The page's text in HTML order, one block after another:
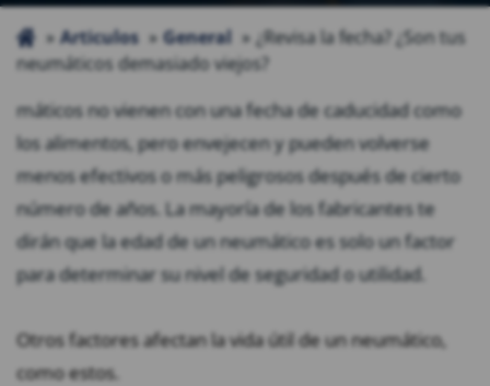
Articulos General
¿Revisa la fecha? ¿Son tus
neumáticos demasiado viejos?
máticos no vienen con una fecha de caducidad como
los alimentos, pero envejecen y pueden volverse
menos efectivos o más peligrosos después de cierto
número de años. La mayoría de los fabricantes te
dirán que la edad de un neumático es solo un factor
para determinar su nivel de seguridad o utilidad.
Otros factores afectan la vida útil de un neumático,
como estos.